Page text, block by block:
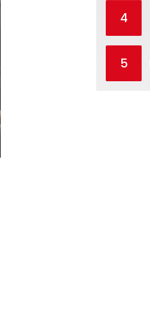
4
5